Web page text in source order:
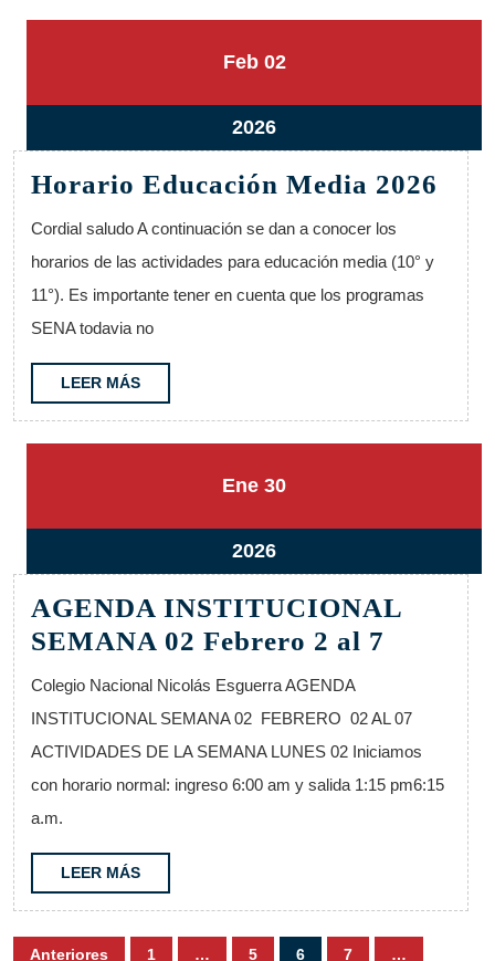
Feb2
2026
022
20262
febrero,
2026
Horario Educación Media 2026
Cordial saludo A continuación se dan a conocer los
horarios de las actividades para educación media (10° y
11°). Es importante tener en cuenta que los programas
SENA todavia no
LEER MÁSLEER
MÁS
Ene30
2026
3030
202630
enero,
2026
AGENDA INSTITUCIONAL
SEMANA 02 Febrero 2 al 7
Febrero
Colegio Nacional Nicolás Esguerra AGENDA
INSTITUCIONAL SEMANA 02 FEBRERO 02 AL 07
ACTIVIDADES DE LA SEMANA LUNES 02 Iniciamos
con horario normal: ingreso 6:00 am y salida 1:15 pm6:15
a.m.
LEER MÁSLEER
MÁS
Paginación
Anteriores 1 … 5 6 7 …